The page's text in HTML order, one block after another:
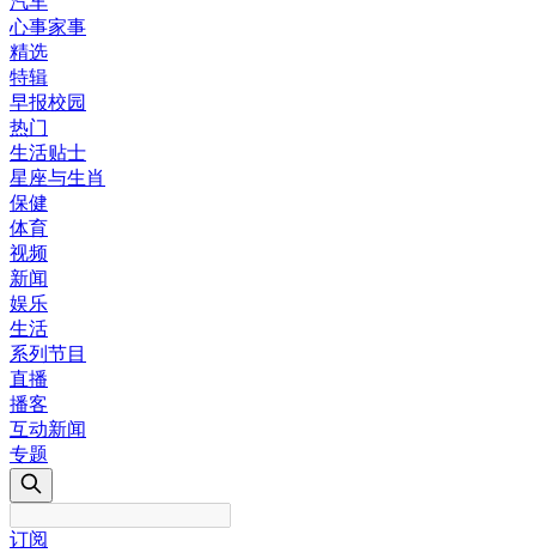
心事家事
精选
特辑
早报校园
热门
生活贴士
星座与生肖
保健
体育
视频
新闻
娱乐
生活
系列节目
直播
播客
互动新闻
专题
订阅